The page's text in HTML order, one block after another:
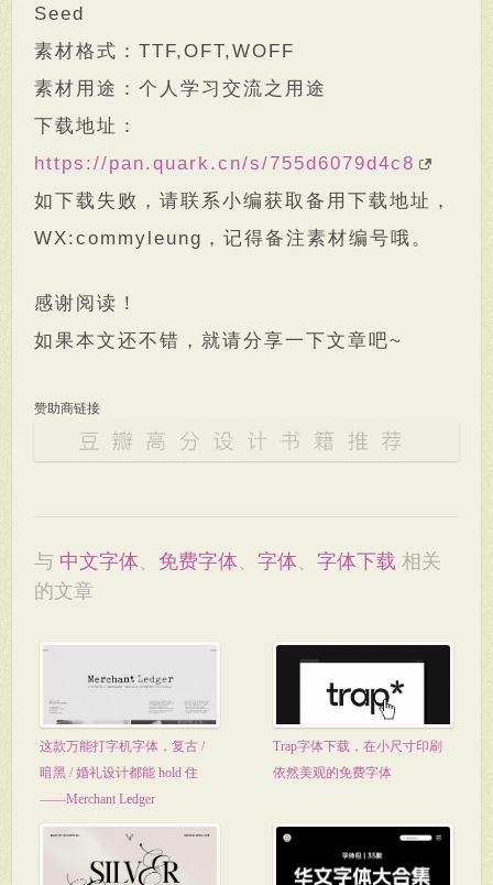
Seed
素材格式：TTF,OFT,WOFF
素材用途：个人学习交流之用途
下载地址：
https://pan.quark.cn/s/755d6079d4c8
如下载失败，请联系小编获取备用下载地址，
WX:commyleung，记得备注素材编号哦。
感谢阅读！
如果本文还不错，就请分享一下文章吧~
赞助商链接
与 中文字体 、 免费字体 、 字体 、 字体下载 相关
的文章
这款万能打字机字体，复古 /
暗黑 / 婚礼设计都能 hold 住
——Merchant Ledger
Trap字体下载，在小尺寸印刷
依然美观的免费字体